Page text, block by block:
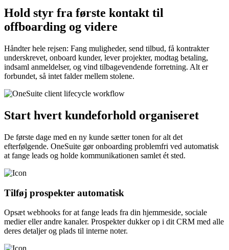
Hold styr fra første kontakt til
offboarding og videre
Håndter hele rejsen: Fang muligheder, send tilbud, få kontrakter
underskrevet, onboard kunder, lever projekter, modtag betaling,
indsaml anmeldelser, og vind tilbagevendende forretning. Alt er
forbundet, så intet falder mellem stolene.
Start hvert kundeforhold organiseret
De første dage med en ny kunde sætter tonen for alt det
efterfølgende. OneSuite gør onboarding problemfri ved automatisk
at fange leads og holde kommunikationen samlet ét sted.
Tilføj prospekter automatisk
Opsæt webhooks for at fange leads fra din hjemmeside, sociale
medier eller andre kanaler. Prospekter dukker op i dit CRM med alle
deres detaljer og plads til interne noter.